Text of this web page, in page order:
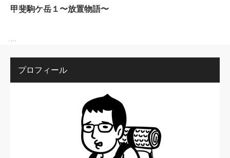
甲斐駒ケ岳１〜放置物語〜
…
プロフィール